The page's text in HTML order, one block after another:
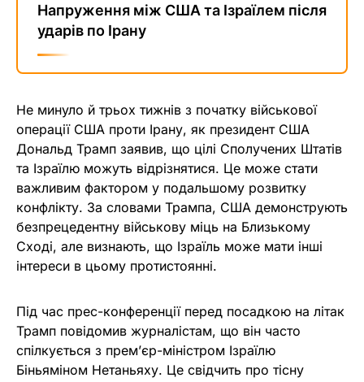
Напруження між США та Ізраїлем після
ударів по Ірану
Не минуло й трьох тижнів з початку військової
операції США проти Ірану, як президент США
Дональд Трамп заявив, що цілі Сполучених Штатів
та Ізраїлю можуть відрізнятися. Це може стати
важливим фактором у подальшому розвитку
конфлікту. За словами Трампа, США демонструють
безпрецедентну військову міць на Близькому
Сході, але визнають, що Ізраїль може мати інші
інтереси в цьому протистоянні.
Під час прес-конференції перед посадкою на літак
Трамп повідомив журналістам, що він часто
спілкується з прем’єр-міністром Ізраїлю
Біньяміном Нетаньяху. Це свідчить про тісну